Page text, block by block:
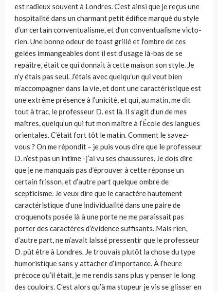
est radieux souvent à Londres. C’est ainsi que je reçus une
hospitalité dans un charmant petit édifice mar­qué du style
d’un certain conventualisme, et d’un conventualisme victo­
rien. Une bonne odeur de toast grillé et l’ombre de ces
gelées imman­geables dont il est d’usage là-bas de se
repaître, était ce qui donnait à cette maison son style. Je
n’y étais pas seul. J’étais avec quelqu’un qui veut bien
m’accompagner dans la vie, et dont une caractéristique est
une extrême présence à l’unicité, et qui, au matin, me dit
tout à trac, le professeur D. est là. Il s’agit d’un de mes
maîtres, quelqu’un qui fut mon maître à l’École des langues
orientales. C’était fort tôt le matin. Comment le savez-
vous ? On me répondit – je puis vous dire que le professeur
D. n’est pas un intime -j’ai vu ses chaussures. Je dois dire
que je ne manquais pas d’éprou­ver à cette réponse un
certain frisson, et d’autre part quelque ombre de
scepticisme. Je veux dire que le caractère hautement
caractéristique d’une individualité dans une paire de
croquenots posée là à une porte ne me paraissait pas
porter des caractères d’évidence suffisants. Mais rien,
d’autre part, ne m’avait laissé pressentir que le professeur
D. pût être à Londres. Je trouvais plutôt la chose du type
humoristique sans y attacher d’impor­tance. À l’heure
précoce qu’il était, je me rendis sans plus y penser le long
des couloirs. C’est alors qu’à ma stupeur je vis se glisser en